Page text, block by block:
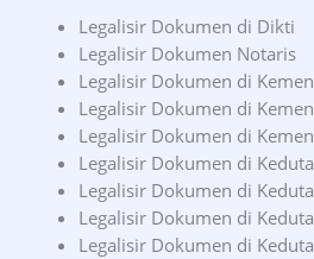
Legalisir Dokumen di Dikti
Legalisir Dokumen Notaris
Legalisir Dokumen di
Legalisir Dokumen di
Legalisir Dokumen di
Legalisir Dokumen di
Legalisir Dokumen di
Legalisir Dokumen di
Legalisir Dokumen di